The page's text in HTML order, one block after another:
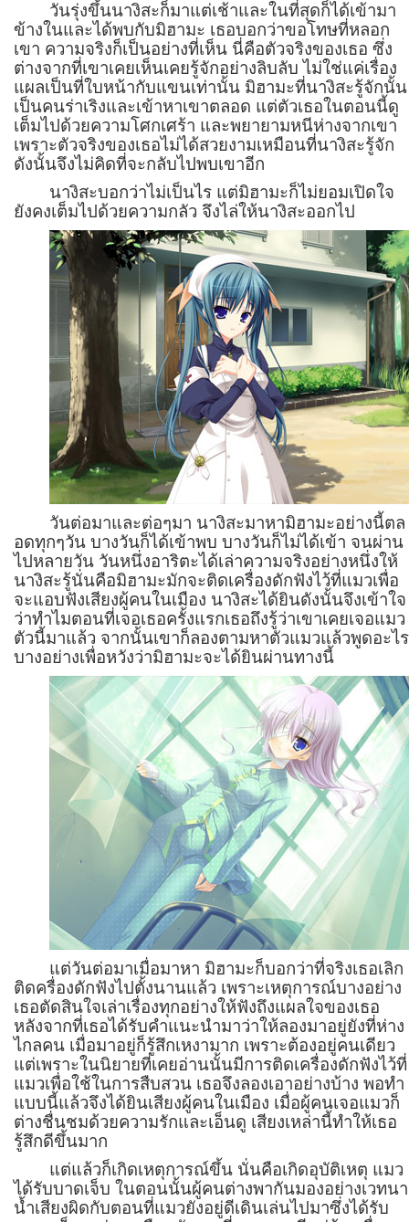
วันรุ่งขึ้นนางิสะก็มาแต่เช้าและในที่สุดก็ได้เข้ามา
ข้างในและได้พบกับมิฮามะ เธอบอกว่าขอโทษที่หลอก
เขา ความจริงก็เป็นอย่างที่เห็น นี่คือตัวจริงของเธอ ซึ่ง
ต่างจากที่เขาเคยเห็นเคยรู้จักอย่างลิบลับ ไม่ใช่แค่เรื่อง
แผลเป็นที่ใบหน้ากับแขนเท่านั้น มิฮามะที่นางิสะรู้จักนั้น
เป็นคนร่าเริงและเข้าหาเขาตลอด แต่ตัวเธอในตอนนี้ดู
เต็มไปด้วยความโศกเศร้า และพยายามหนีห่างจากเขา
เพราะตัวจริงของเธอไม่ได้สวยงามเหมือนที่นางิสะรู้จัก
ดังนั้นจึงไม่คิดที่จะกลับไปพบเขาอีก
นางิสะบอกว่าไม่เป็นไร แต่มิฮามะก็ไม่ยอมเปิดใจ
ยังคงเต็มไปด้วยความกลัว จึงไล่ให้นางิสะออกไป
วันต่อมาและต่อๆมา นางิสะมาหามิฮามะอย่างนี้ตล
อดทุกๆวัน บางวันก็ได้เข้าพบ บางวันก็ไม่ได้เข้า จนผ่าน
ไปหลายวัน วันหนึ่งอาริตะได้เล่าความจริงอย่างหนึ่งให้
นางิสะรู้นั่นคือมิฮามะมักจะติดเครื่องดักฟังไว้ที่แมวเพื่อ
จะแอบฟังเสียงผู้คนในเมือง นางิสะได้ยินดังนั้นจึงเข้าใจ
ว่าทำไมตอนที่เจอเธอครั้งแรกเธอถึงรู้ว่าเขาเคยเจอแมว
ตัวนี้มาแล้ว จากนั้นเขาก็ลองตามหาตัวแมวแล้วพูดอะไร
บางอย่างเพื่อหวังว่ามิฮามะจะได้ยินผ่านทางนี้
แต่วันต่อมาเมื่อมาหา มิฮามะก็บอกว่าที่จริงเธอเลิก
ติดครื่องดักฟังไปตั้งนานแล้ว เพราะเหตุการณ์บางอย่าง
เธอตัดสินใจเล่าเรื่องทุกอย่างให้ฟังถึงแผลใจของเธอ
หลังจากที่เธอได้รับคำแนะนำมาว่าให้ลองมาอยู่ยังที่ห่าง
ไกลคน เมื่อมาอยู่ก็รู้สึกเหงามาก เพราะต้องอยู่คนเดียว
แต่เพราะในนิยายที่เคยอ่านนั้นมีการติดเครื่องดักฟังไว้ที่
แมวเพื่อใช้ในการสืบสวน เธอจึงลองเอาอย่างบ้าง พอทำ
แบบนี้แล้วจึงได้ยินเสียงผู้คนในเมือง เมื่อผู้คนเจอแมวก็
ต่างชื่นชมด้วยความรักและเอ็นดู เสียงเหล่านี้ทำให้เธอ
รู้สึกดีขึ้นมาก
แต่แล้วก็เกิดเหตุการณ์ขึ้น นั่นคือเกิดอุบัติเหตุ แมว
ได้รับบาดเจ็บ ในตอนนั้นผู้คนต่างพากันมองอย่างเวทนา
น้ำเสียงผิดกับตอนที่แมวยังอยู่ดีเดินเล่นไปมาซึ่งได้รับ